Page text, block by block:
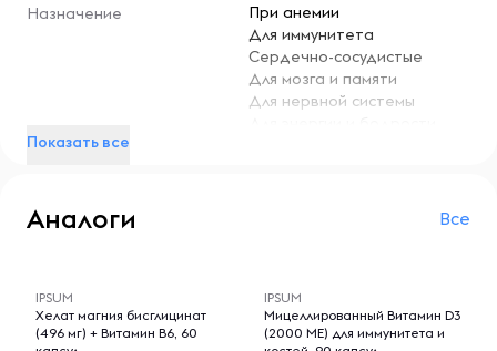
Назначение
При анемии
Для иммунитета
Сердечно-сосудистые
Для мозга и памяти
Для нервной системы
Показать все
Аналоги Все
IPSUM
Хелат магния бисглицинат
(496 мг) + Витамин B6, 60
IPSUM
Мицеллированный Витамин D3
(2000 МЕ) для иммунитета и